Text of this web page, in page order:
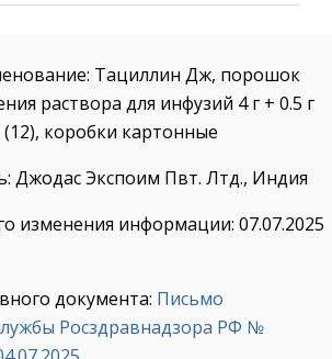
Тациллин Дж, порошок
раствора для инфузий 4 г + 0.5 г
(12), коробки картонные
Джодас Экспоим Пвт. Лтд., Индия
изменения информации: 07.07.2025
документа: Письмо
Росздравнадзора РФ №